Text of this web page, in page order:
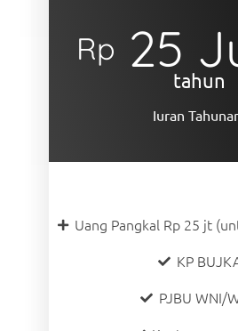
Rp 25
tahun
Iuran
Uang Pangkal Rp 25 jt
KP
PJBU WNI/